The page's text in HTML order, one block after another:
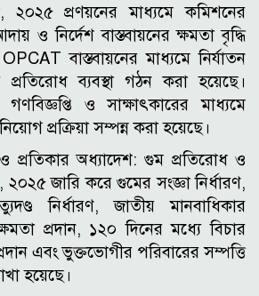
২০২৫ প্রণয়নের মাধ্যমে কমিশনের
ও নির্দেশ বাস্তবায়নের ক্ষমতা বৃদ্ধি
বাস্তবায়নের মাধ্যমে নির্যাতন
প্রতিরোধ ব্যবস্থা গঠন করা হয়েছে।
ও সাক্ষাৎকারের মাধ্যমে
প্রক্রিয়া সম্পন্ন করা হয়েছে।
প্রতিকার অধ্যাদেশ: গুম প্রতিরোধ ও
২০২৫ জারি করে গুমের সংজ্ঞা নির্ধারণ,
নির্ধারণ, জাতীয় মানবাধিকার
প্রদান, ১২০ দিনের মধ্যে বিচার
এবং ভুক্তভোগীর পরিবারের সম্পত্তি
হয়েছে।